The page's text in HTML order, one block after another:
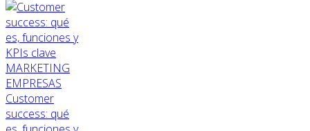
MARKETING
EMPRESAS
Customer
success: qué